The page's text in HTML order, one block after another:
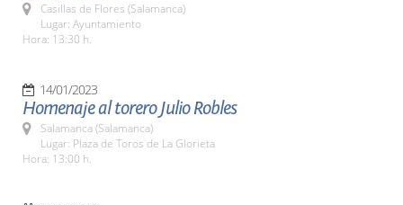
Casillas de Flores (Salamanca)
Lugar: Ayuntamiento
Hora: 13:30 h.
14/01/2023
Homenaje al torero Julio Robles
Salamanca (Salamanca)
Lugar: Plaza de Toros de La Glorieta
Hora: 13:00 h.